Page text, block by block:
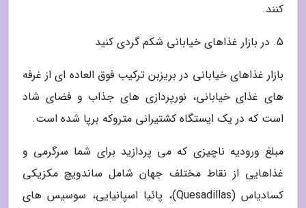
کنند.
5. در بازار غذاهای خیابانی شکم گردی کنید
بازار غذاهای خیابانی در بریزبن ترکیب فوق العاده ای از غرفه
های غذای خیابانی، نورپردازی های جذاب و فضای شاد
است که در یک ایستگاه کشتیرانی متروکه برپا شده است.
مبلغ ورودیه ناچیزی که می پردازید برای شما سرگرمی و
غذاهایی از نقاط مختلف جهان شامل ساندویچ مکزیکی
کسادیاس (Quesadillas)، پائیا اسپانیایی، سوسیس های